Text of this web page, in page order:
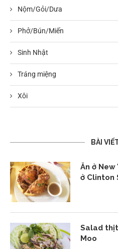
Nộm/Gỏi/Dưa
Phở/Bún/Miến
Sinh Nhật
Tráng miệng
Xôi
BÀI
Ăn ở
ở Clinton
Salad
Moo